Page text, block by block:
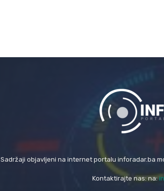
Sadržaji objavljeni na internet portalu inforadar.ba
Kontaktirajte nas: na: